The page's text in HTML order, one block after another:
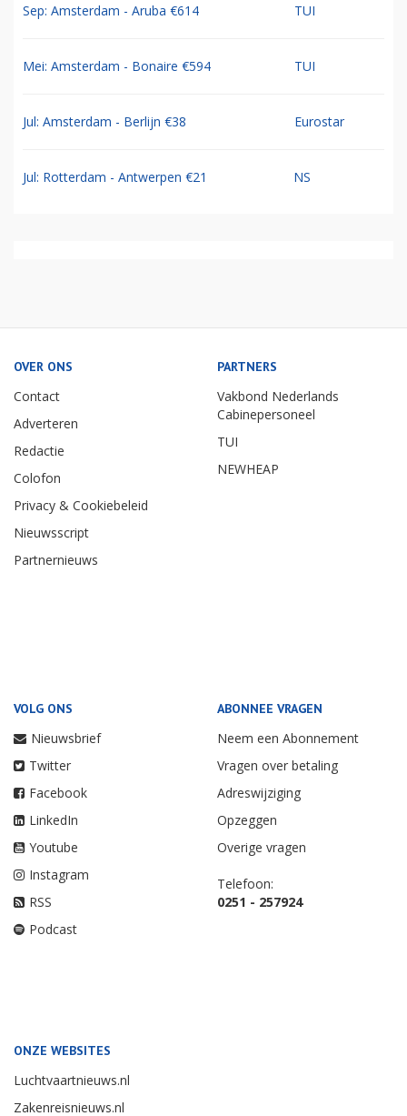
Sep: Amsterdam - Aruba €614 TUI
Mei: Amsterdam - Bonaire €594 TUI
Jul: Amsterdam - Berlijn €38 Eurostar
Jul: Rotterdam - Antwerpen €21 NS
OVER ONS
Contact
Adverteren
Redactie
Colofon
Privacy & Cookiebeleid
Nieuwsscript
Partnernieuws
PARTNERS
Vakbond Nederlands
Cabinepersoneel
TUI
NEWHEAP
VOLG ONS
Nieuwsbrief
Twitter
Facebook
LinkedIn
Youtube
Instagram
RSS
Podcast
ABONNEE VRAGEN
Neem een Abonnement
Vragen over betaling
Adreswijziging
Opzeggen
Overige vragen
Telefoon:
0251 - 257924
ONZE WEBSITES
Luchtvaartnieuws.nl
Zakenreisnieuws.nl